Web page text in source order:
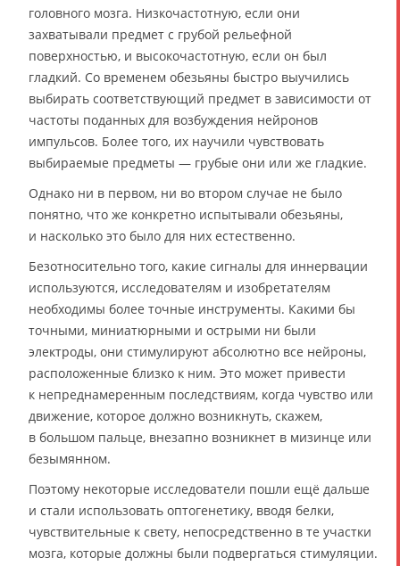
головного мозга. Низкочастотную, если они
захватывали предмет с грубой рельефной
поверхностью, и высокочастотную, если он был
гладкий. Со временем обезьяны быстро выучились
выбирать соответствующий предмет в зависимости от
частоты поданных для возбуждения нейронов
импульсов. Более того, их научили чувствовать
выбираемые предметы — грубые они или же гладкие.
Однако ни в первом, ни во втором случае не было
понятно, что же конкретно испытывали обезьяны,
и насколько это было для них естественно.
Безотносительно того, какие сигналы для иннервации
используются, исследователям и изобретателям
необходимы более точные инструменты. Какими бы
точными, миниатюрными и острыми ни были
электроды, они стимулируют абсолютно все нейроны,
расположенные близко к ним. Это может привести
к непреднамеренным последствиям, когда чувство или
движение, которое должно возникнуть, скажем,
в большом пальце, внезапно возникнет в мизинце или
безымянном.
Поэтому некоторые исследователи пошли ещё дальше
и стали использовать оптогенетику, вводя белки,
чувствительные к свету, непосредственно в те участки
мозга, которые должны были подвергаться стимуляции.